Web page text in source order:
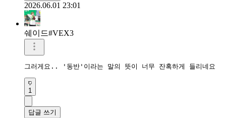
2026.06.01 23:01
쉐이드#VEX3
그러게요.. '동반'이라는 말의 뜻이 너무 잔혹하게 들리네요
1
답글 쓰기